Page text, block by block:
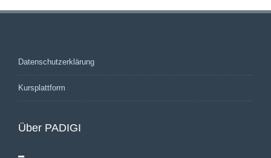
Datenschutzerklärung
Kursplattform
Über PADIGI